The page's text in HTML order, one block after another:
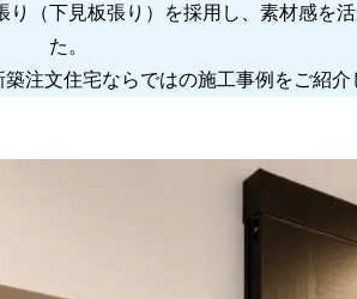
（下見板張り）を採用し、素材感を
た。
注文住宅ならではの施工事例をご紹介